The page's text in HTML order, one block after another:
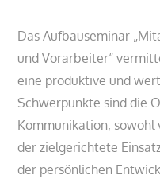
Das Aufbauseminar
und Vorarbeiter“
eine produktive und
Schwerpunkte sind die
Kommunikation, sowohl
der zielgerichtete
der persönlichen